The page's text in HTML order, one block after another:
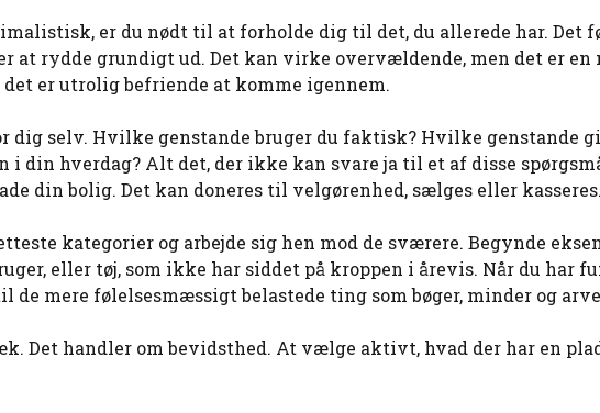
er du nødt til at forholde dig til det, du allerede har. Det
at rydde grundigt ud. Det kan virke overvældende, men det er en
det er utrolig befriende at komme igennem.
dig selv. Hvilke genstande bruger du faktisk? Hvilke genstande
din hverdag? Alt det, der ikke kan svare ja til et af disse
din bolig. Det kan doneres til velgørenhed, sælges eller kasseres.
kategorier og arbejde sig hen mod de sværere. Begynde
eller tøj, som ikke har siddet på kroppen i årevis. Når du har
mere følelsesmæssigt belastede ting som bøger, minder og
Det handler om bevidsthed. At vælge aktivt, hvad der har en